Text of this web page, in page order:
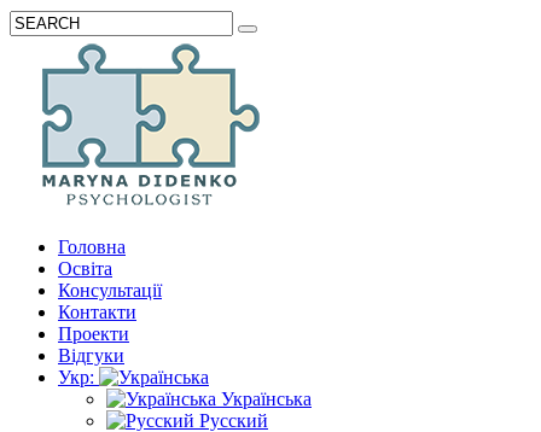
Головна
Освіта
Консультації
Контакти
Проекти
Відгуки
Укр:
Українська
Русский